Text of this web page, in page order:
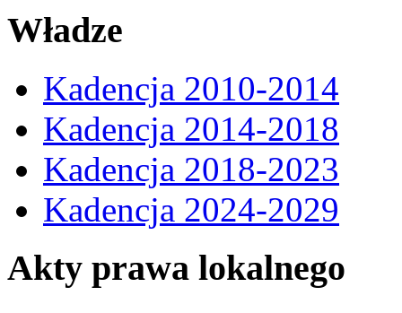
Władze
Kadencja 2010-2014
Kadencja 2014-2018
Kadencja 2018-2023
Kadencja 2024-2029
Akty prawa lokalnego